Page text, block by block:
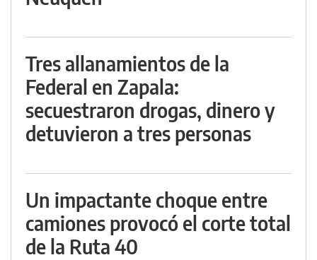
Tres allanamientos de la
Federal en Zapala:
secuestraron drogas, dinero y
detuvieron a tres personas
Un impactante choque entre
camiones provocó el corte total
de la Ruta 40